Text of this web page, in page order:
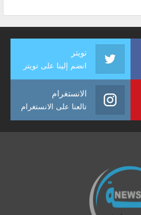
تويتر
انضم إلينا على تويتر
الانستغرام
تالعنا على الانستغرام